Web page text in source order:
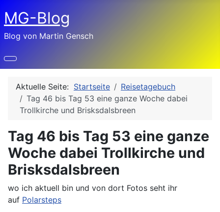
MG-Blog
Blog von Martin Gensch
Aktuelle Seite: Startseite
Reisetagebuch
Tag 46 bis Tag 53 eine ganze Woche dabei
Trollkirche und Brisksdalsbreen
Tag 46 bis Tag 53 eine ganze
Woche dabei Trollkirche und
Brisksdalsbreen
wo ich aktuell bin und von dort Fotos seht ihr
auf Polarsteps